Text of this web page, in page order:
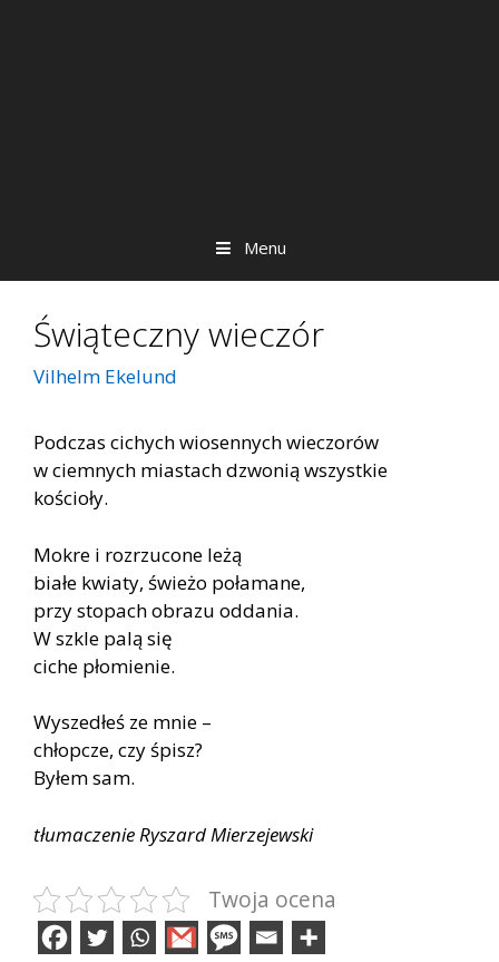
Menu
Świąteczny wieczór
Vilhelm Ekelund
Podczas cichych wiosennych wieczorów
w ciemnych miastach dzwonią wszystkie
kościoły.
Mokre i rozrzucone leżą
białe kwiaty, świeżo połamane,
przy stopach obrazu oddania.
W szkle palą się
ciche płomienie.
Wyszedłeś ze mnie –
chłopcze, czy śpisz?
Byłem sam.
tłumaczenie Ryszard Mierzejewski
Twoja ocena